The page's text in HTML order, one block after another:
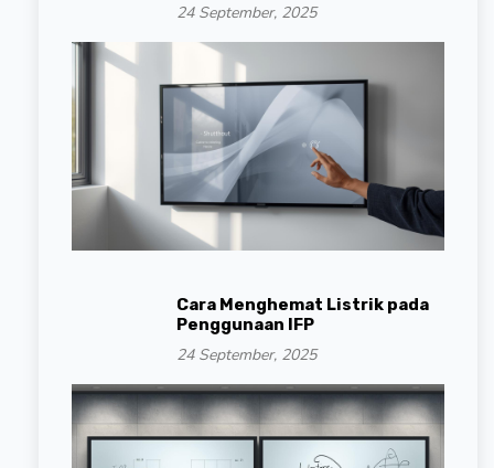
24 September, 2025
Cara Menghemat Listrik pada
Penggunaan IFP
24 September, 2025